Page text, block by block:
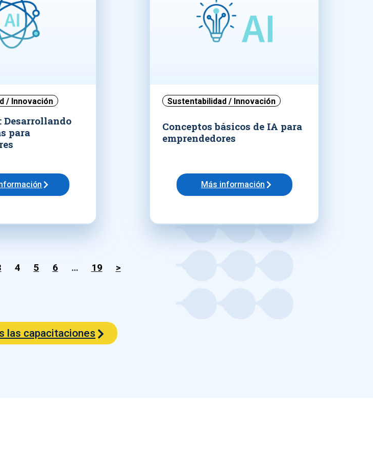
/ Innovación
Desarrollando
para
Sustentabilidad / Innovación
Conceptos básicos de IA para
emprendedores
Más información
4 5 6 … 19 >
las capacitaciones